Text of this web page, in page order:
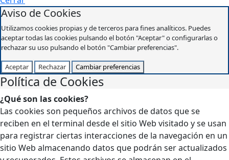
Aviso de Cookies
Utilizamos cookies propias y de terceros para fines analíticos. Puedes
aceptar todas las cookies pulsando el botón "Aceptar" o configurarlas o
rechazar su uso pulsando el botón "Cambiar preferencias".
Aceptar Rechazar Cambiar preferencias
Política de Cookies
¿Qué son las cookies?
Las cookies son pequeños archivos de datos que se
reciben en el terminal desde el sitio Web visitado y se usan
para registrar ciertas interacciones de la navegación en un
sitio Web almacenando datos que podrán ser actualizados